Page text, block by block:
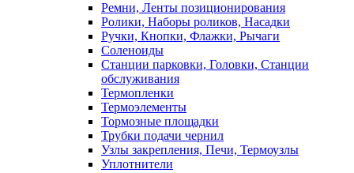
Ремни, Ленты позиционирования
Ролики, Наборы роликов, Насадки
Ручки, Кнопки, Флажки, Рычаги
Соленоиды
Станции парковки, Головки, Станции
обслуживания
Термопленки
Термоэлементы
Тормозные площадки
Трубки подачи чернил
Узлы закрепления, Печи, Термоузлы
Уплотнители